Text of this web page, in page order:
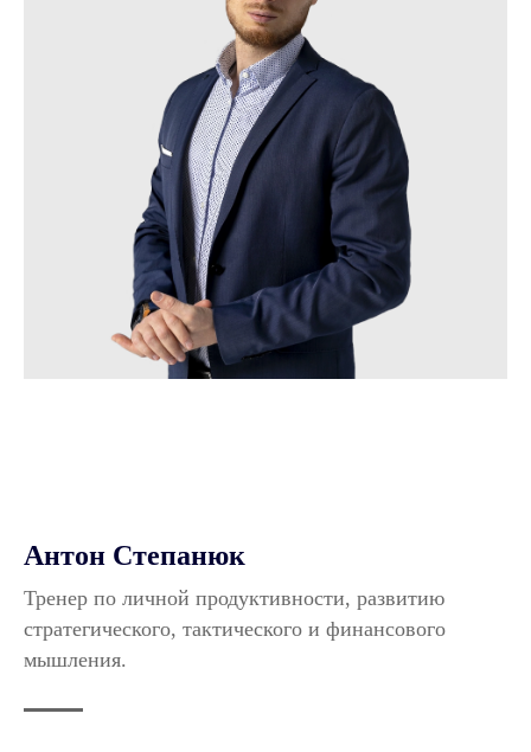
Антон Степанюк
Тренер по личной продуктивности, развитию
стратегического, тактического и финансового
мышления.